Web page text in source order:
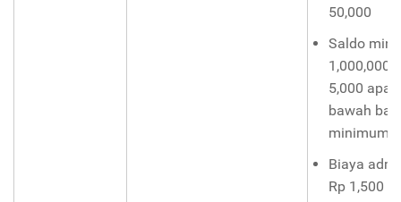
50,000
Saldo
1,000,000
5,000
bawah
minimum)
Biaya
Rp 1,500